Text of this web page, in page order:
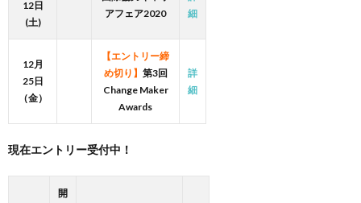
12日
(土)
アフェア2020
細
12月
25日
（金）
【エントリー締
め切り】 第3回
Change Maker
Awards
詳
細
現在エントリー受付中！
開